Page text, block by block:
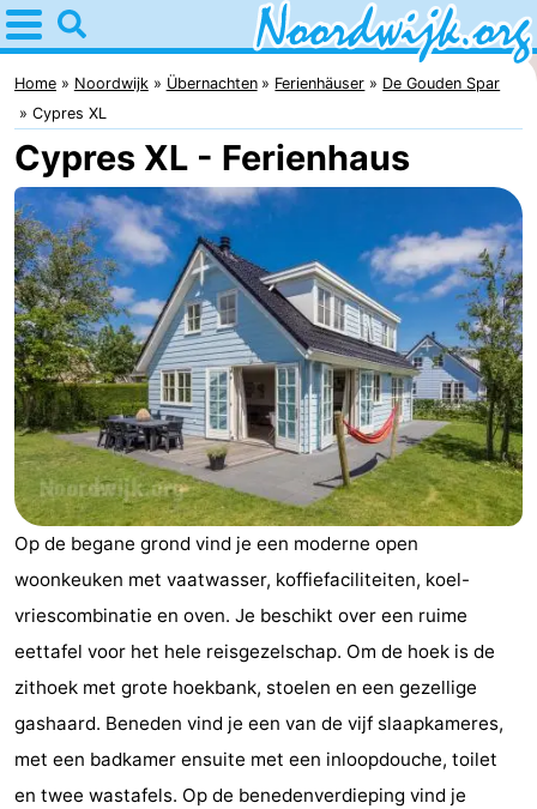
Home
Noordwijk
Tipps
Für
Kindern
Übernachten
Appartements
Campingplätze
Ferienhäuser
-
De
Spar
-
Noordduinen
Duinresort
Dunimar
-
Noordwijkse
Duinen
Parc
Hotels
Home Noordwijk Übernachten Ferienhäuser
De Gouden Spar
Cypres XL
Cypres XL - Ferienhaus
Op de begane grond vind je een moderne open
woonkeuken met vaatwasser, koffiefaciliteiten, koel-
vriescombinatie en oven. Je beschikt over een ruime
eettafel voor het hele reisgezelschap. Om de hoek is de
zithoek met grote hoekbank, stoelen en een gezellige
gashaard. Beneden vind je een van de vijf slaapkameres,
met een badkamer ensuite met een inloopdouche, toilet
en twee wastafels. Op de benedenverdieping vind je